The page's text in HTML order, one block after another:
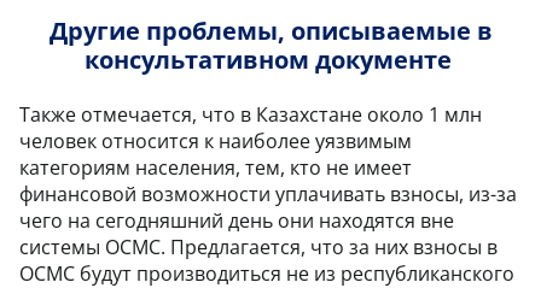
Другие проблемы, описываемые в
консультативном документе
Также отмечается, что в Казахстане около 1 млн
человек относится к наиболее уязвимым
категориям населения, тем, кто не имеет
финансовой возможности уплачивать взносы, из-за
чего на сегодняшний день они находятся вне
системы ОСМС. Предлагается, что за них взносы в
ОСМС будут производиться не из республиканского